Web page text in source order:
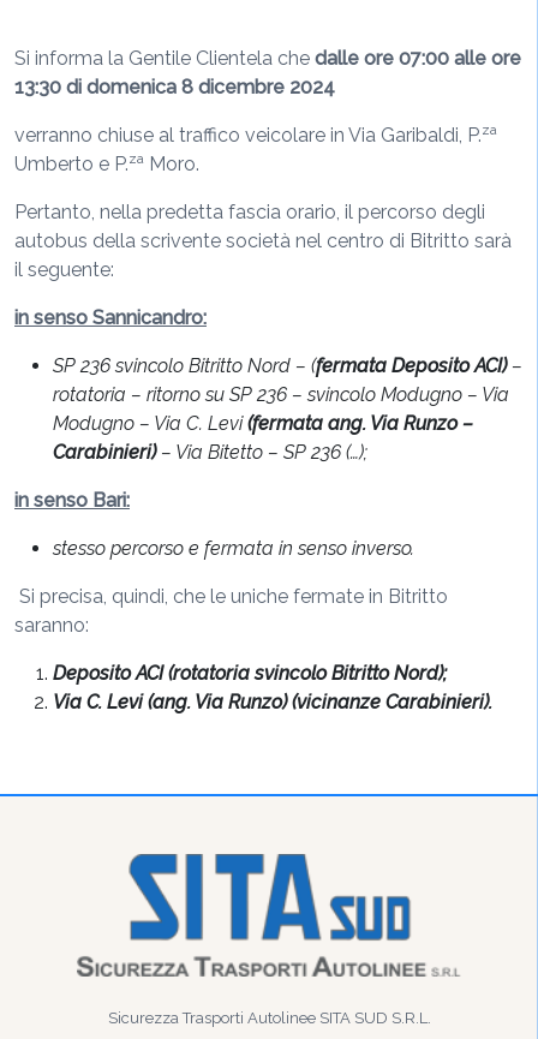
Si informa la Gentile Clientela che dalle ore 07:00 alle ore
13:30 di domenica 8 dicembre 2024
verranno chiuse al traffico veicolare in Via Garibaldi, P.za
Umberto e P.za Moro.
Pertanto, nella predetta fascia orario, il percorso degli
autobus della scrivente società nel centro di Bitritto sarà
il seguente:
in senso Sannicandro:
SP 236 svincolo Bitritto Nord – (fermata Deposito ACI)–
rotatoria – ritorno su SP 236 – svincolo Modugno – Via
Modugno – Via C. Levi(fermata ang. Via Runzo –
Carabinieri) – Via Bitetto – SP 236 (…);
in senso Bari:
stesso percorso e fermata in senso inverso.
Si precisa, quindi, che le uniche fermate in Bitritto
saranno:
Deposito ACI (rotatoria svincolo Bitritto Nord);
Via C. Levi (ang. Via Runzo) (vicinanze Carabinieri).
Sicurezza Trasporti Autolinee SITA SUD S.R.L.